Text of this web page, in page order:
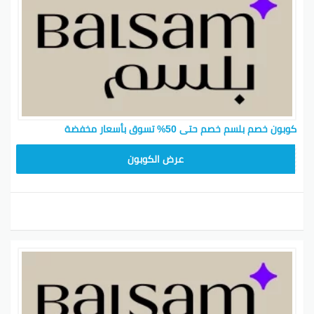
مزود خصم بلسم 2026: موقع balsam
موقع balsam هو وجهتك المميزة للحصول على خصم
بلسم 2026، حيث يمكنك بسهولة تصفح مجموعة كبيرة
من المنتجات واختيار ما يناسبك. وكمان الموقع فيه خيارات
دفع متعددة لضمان راحتك وسهولة إتمام الشراء. اطلب
اليوم واستمتع بتجربة تسوق ممتازة مع توصيل سريع
لمنتجاتك المفضلة.
فيسبوك تويتر جوجل بلس بينتيريست
كوبون خصم بلسم خصم حتى 50% تسوق بأسعار مخفضة
عرض الكوبون